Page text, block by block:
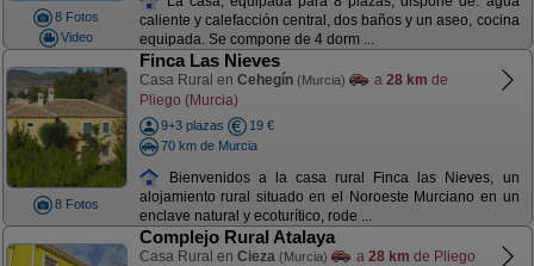
8 Fotos
Video
caliente y calefacción central, dos baños y un aseo, cocina
equipada. Se compone de 4 dorm ...
8 Fotos
Finca Las Nieves
Casa Rural en Cehegín (Murcia) a 28 km de
Pliego (Murcia)
9+3 plazas
19 €
70 km de Murcia
Bienvenidos a la casa rural Finca las Nieves, un
alojamiento rural situado en el Noroeste Murciano en un
enclave natural y ecoturítico, rode ...
Complejo Rural Atalaya
Casa Rural en Cieza (Murcia) a 28 km de Pliego